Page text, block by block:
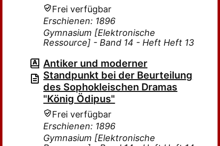
Frei verfügbar
Erschienen: 1896
Gymnasium [Elektronische
Ressource] - Band 14 - Heft Heft 13
Antiker und moderner
Standpunkt bei der Beurteilung
des Sophokleischen Dramas
"König Ödipus"
Frei verfügbar
Erschienen: 1896
Gymnasium [Elektronische